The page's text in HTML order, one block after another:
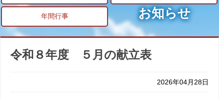
年間行事 お知らせ
令和８年度 ５月の献立表
2026年04月28日